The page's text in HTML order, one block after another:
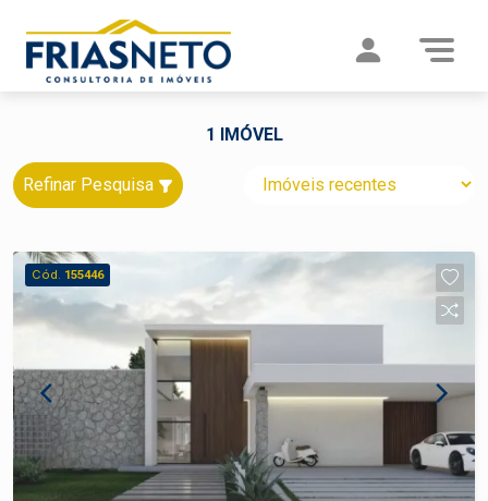
1 IMÓVEL
Refinar Pesquisa
Cód. 155446